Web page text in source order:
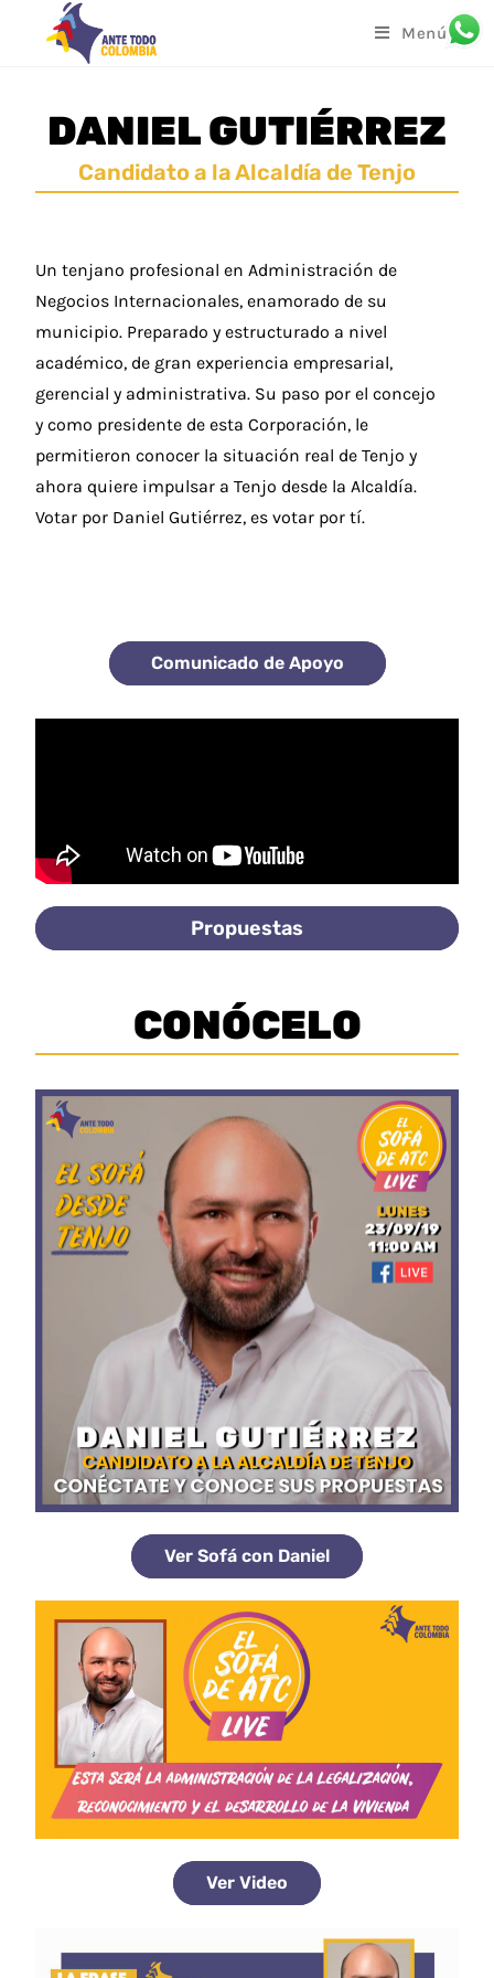
Menú
DANIEL GUTIÉRREZ
Candidato a la Alcaldía de Tenjo
Un tenjano profesional en Administración de
Negocios Internacionales, enamorado de su
municipio. Preparado y estructurado a nivel
académico, de gran experiencia empresarial,
gerencial y administrativa. Su paso por el concejo
y como presidente de esta Corporación, le
permitieron conocer la situación real de Tenjo y
ahora quiere impulsar a Tenjo desde la Alcaldía.
Votar por Daniel Gutiérrez, es votar por tí.
Comunicado de Apoyo
Propuestas
CONÓCELO
Ver Sofá con Daniel
Ver Video